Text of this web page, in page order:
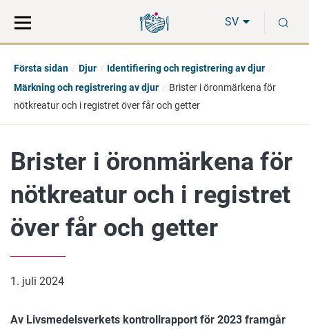
direkt
till
på
hela
SV
Första sidan Djur
Identifiering och registrering av djur
Märkning och registrering av djur
Brister i öronmärkena för
nötkreatur och i registret över får och getter
Brister i öronmärkena för
nötkreatur och i registret
över får och getter
1. juli 2024
Av Livsmedelsverkets kontrollrapport för 2023 framgår